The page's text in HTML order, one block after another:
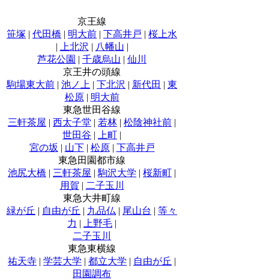
京王線
笹塚 | 代田橋 | 明大前 | 下高井戸 | 桜上水
|
上北沢 | 八幡山 |
芦花公園 | 千歳烏山 | 仙川
京王井の頭線
駒場東大前 | 池ノ上 | 下北沢 | 新代田 | 東
松原| 明大前
東急世田谷線
三軒茶屋 | 西太子堂 | 若林 | 松陰神社前 |
世田谷 | 上町 |
宮の坂 | 山下| 松原| 下高井戸
東急田園都市線
池尻大橋 | 三軒茶屋 | 駒沢大学 | 桜新町 |
用賀 | 二子玉川
東急大井町線
緑が丘 | 自由が丘 | 九品仏 | 尾山台 | 等々
力 | 上野毛 |
二子玉川
東急東横線
祐天寺 | 学芸大学 | 都立大学 | 自由が丘 |
田園調布